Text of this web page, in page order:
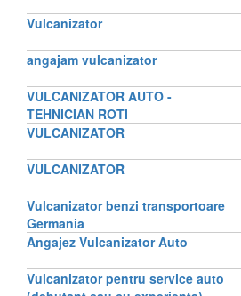
Vulcanizator
angajam vulcanizator
VULCANIZATOR AUTO -
TEHNICIAN ROTI
VULCANIZATOR
VULCANIZATOR
Vulcanizator benzi transportoare
Germania
Angajez Vulcanizator Auto
Vulcanizator pentru service auto